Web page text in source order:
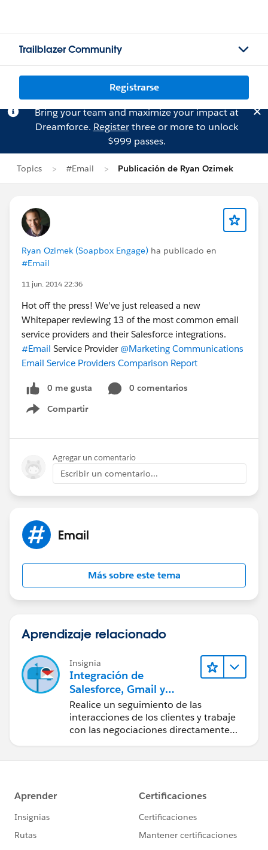
Trailblazer Community
Registrarse
Bring your team and maximize your impact at
Dreamforce. Registerthree or more to unlock
$999 passes.
Topics #Email Publicación de Ryan Ozimek
Ryan Ozimek (Soapbox Engage) ha publicado en
#Email
11 jun. 2014 22:36
Hot off the press! We've just released a new
Whitepaper reviewing 13 of the most common email
service providers and their Salesforce integrations.
#Email Service Provider @Marketing Communications
Email Service Providers Comparison Report
0 me gusta
0 comentarios
Compartir
Show menu
Agregar un comentario
Escribir un comentario...
Email
Más sobre este tema
Aprendizaje relacionado
Insignia
Integración de
Salesforce, Gmail y
Google Calendar
Realice un seguimiento de las
interacciones de los clientes y trabaje
con las negociaciones directamente